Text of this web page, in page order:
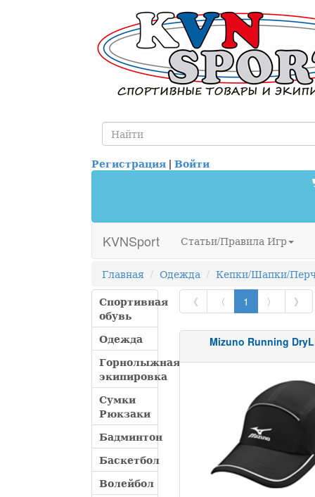
Регистрация | Войти
KVNSport Статьи/Правила Игр
Главная Одежда
Кепки/Шапки/
Спортивная
обувь
Одежда
Горнолыжная
экипировка
Сумки
Рюкзаки
Бадминтон
Баскетбол
Волейбол
《 〈 1 〉 》
Mizuno Running